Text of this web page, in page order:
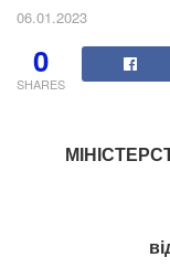
06.01.2023
0
SHARES